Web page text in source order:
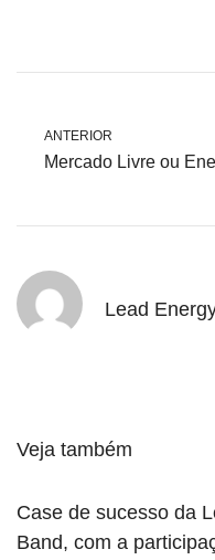
ANTERIOR
Lead
Veja também
Case de sucesso da
Band, com a